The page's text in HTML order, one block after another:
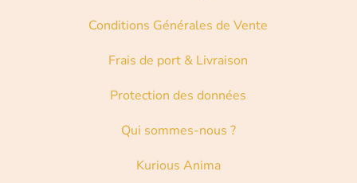
Conditions Générales de Vente
Frais de port & Livraison
Protection des données
Qui sommes-nous ?
Kurious Anima